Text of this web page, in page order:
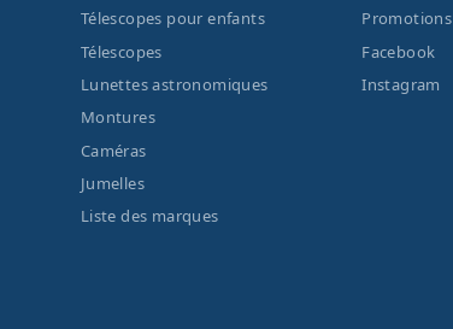
Télescopes pour enfants
Télescopes
Lunettes astronomiques
Montures
Caméras
Jumelles
Liste des marques
Promotions
Facebook
Instagram